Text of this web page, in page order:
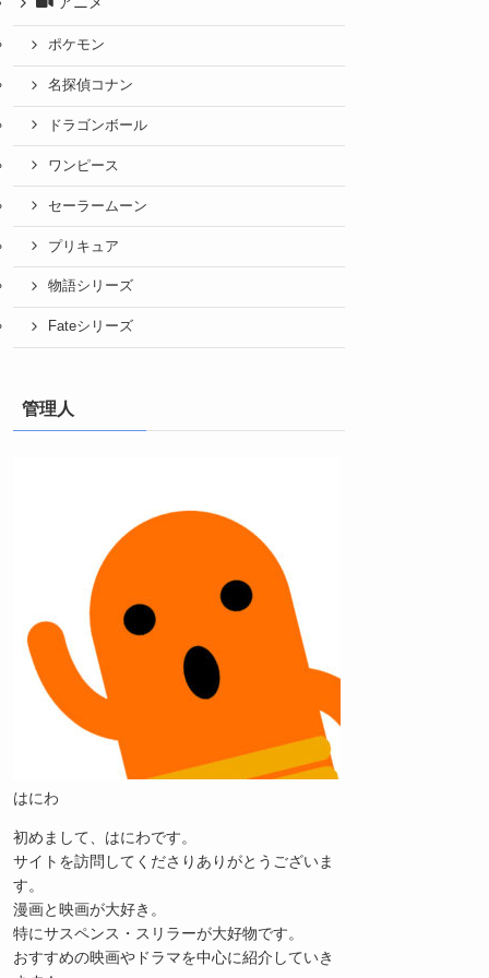
ポケモン
名探偵コナン
ドラゴンボール
ワンピース
セーラームーン
プリキュア
物語シリーズ
Fateシリーズ
管理人
はにわ
初めまして、はにわです。
サイトを訪問してくださりありがとうございま
す。
漫画と映画が大好き。
特にサスペンス・スリラーが大好物です。
おすすめの映画やドラマを中心に紹介していき